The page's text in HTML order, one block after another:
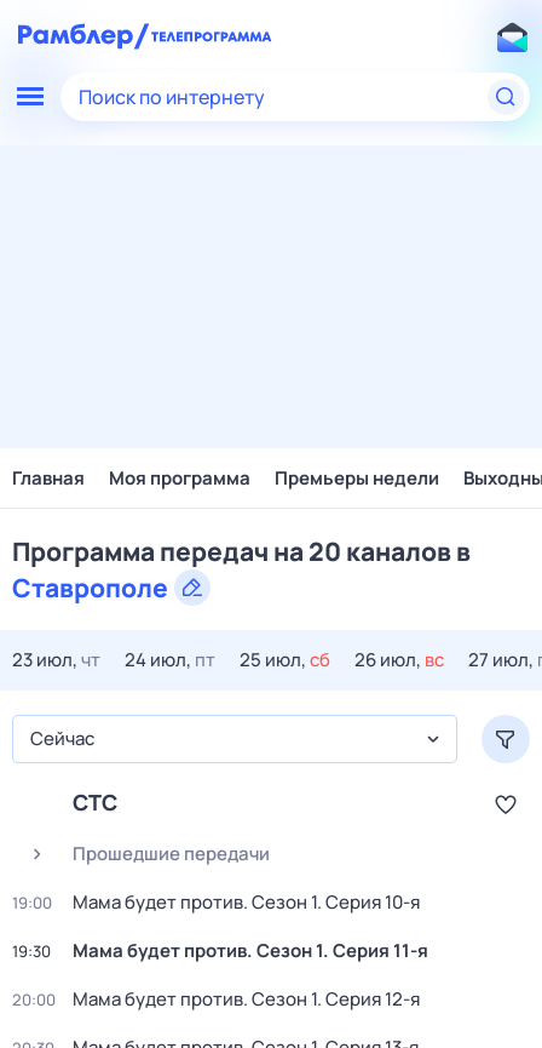
Поиск по интернету
Главная Моя программа Премьеры недели
Программа передач на 20 каналов в
Ставрополе
23 июл,чт 24 июл, пт 25 июл,сб 26 июл, вс 27 июл,
Сейчас
СТС
Прошедшие передачи
19:00 Мама будет против. Сезон 1. Серия 10-я
19:30 Мама будет против. Сезон 1. Серия 11-я
20:00 Мама будет против. Сезон 1. Серия 12-я